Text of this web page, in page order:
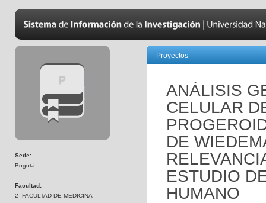
Sede:
Bogotá
Facultad:
2- FACULTAD DE MEDICINA
Proyectos
ANÁLISIS
CELULAR
DE
ESTUDIO
HUMANO